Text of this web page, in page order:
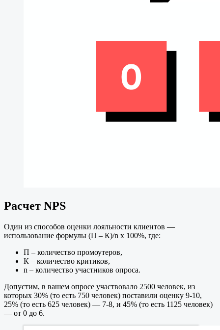
Расчет NPS
Один из способов оценки лояльности клиентов —
использование формулы (П – К)/n х 100%, где:
П – количество промоутеров,
К – количество критиков,
n – количество участников опроса.
Допустим, в вашем опросе участвовало 2500 человек, из
которых 30% (то есть 750 человек) поставили оценку 9-10,
25% (то есть 625 человек) — 7-8, и 45% (то есть 1125 человек)
— от 0 до 6.